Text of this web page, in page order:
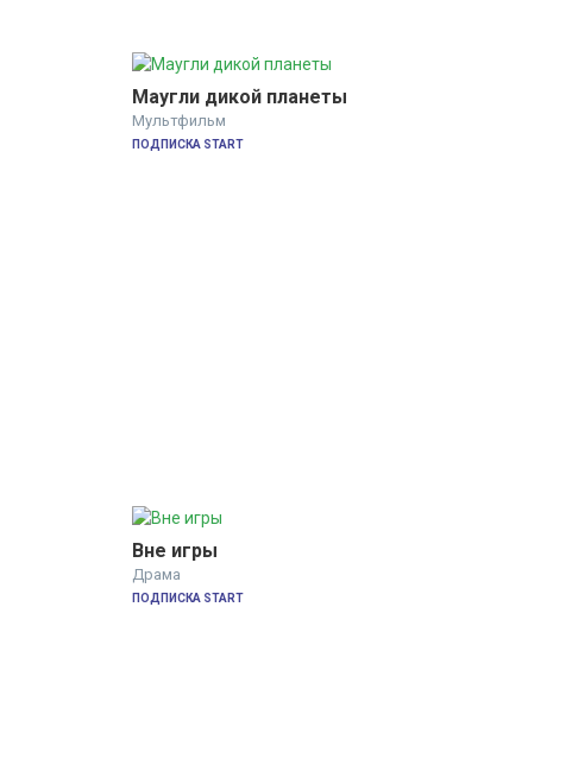
Маугли дикой планеты
Мультфильм
ПОДПИСКА START
Вне игры
Драма
ПОДПИСКА START